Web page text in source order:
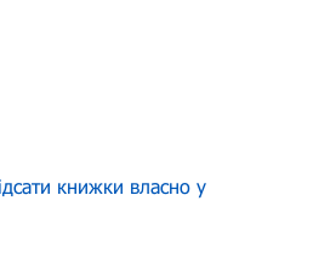
книжки власно у